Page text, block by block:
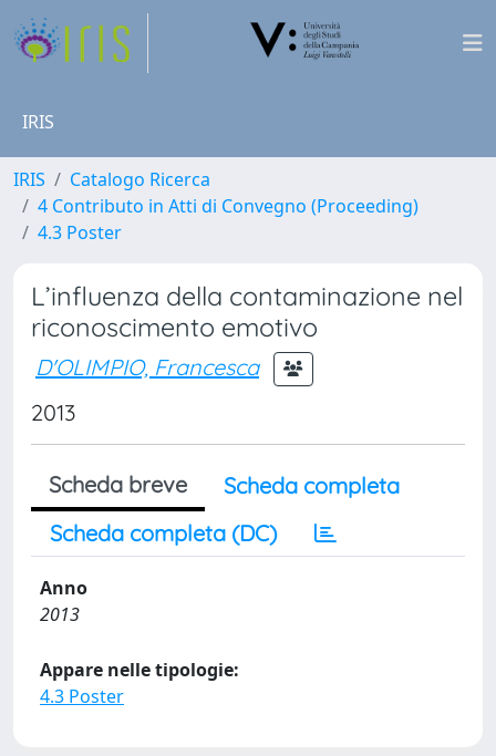
IRIS
IRIS
Catalogo Ricerca
4 Contributo in Atti di Convegno (Proceeding)
4.3 Poster
L’influenza della contaminazione nel
riconoscimento emotivo
D'OLIMPIO, Francesca
2013
Scheda breve
Scheda completa
Scheda completa (DC)
Anno
2013
Appare nelle tipologie:
4.3 Poster